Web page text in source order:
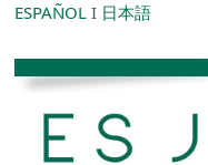
ESPAÑOL I 日本語